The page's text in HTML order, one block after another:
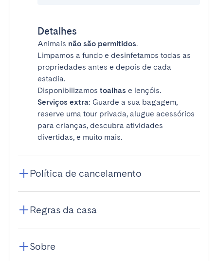
Detalhes
Animais não são permitidos.
Limpamos a fundo e desinfetamos todas as
propriedades antes e depois de cada
estadia.
Disponibilizamos toalhas e lençóis.
Serviços extra: Guarde a sua bagagem,
reserve uma tour privada, alugue acessórios
para crianças, descubra atividades
divertidas, e muito mais.
Política de cancelamento
Regras da casa
Sobre